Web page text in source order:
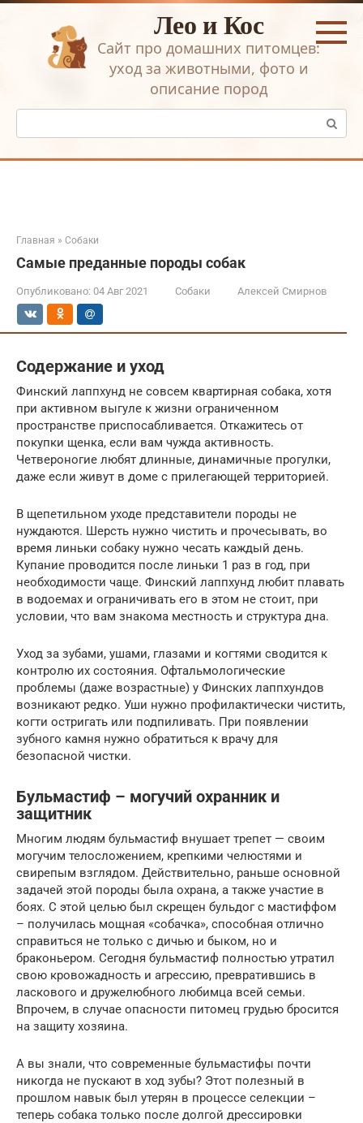
Перейти
Лео и Кос
Сайт про домашних питомцев:
уход за животными, фото и
описание пород
Поиск:
Главная » Собаки
Самые преданные породы собак
Опубликовано: 04 Авг 2021 Собаки Алексей Смирнов
Содержание и уход
Финский лаппхунд не совсем квартирная собака, хотя
при активном выгуле к жизни ограниченном
пространстве приспосабливается. Откажитесь от
покупки щенка, если вам чужда активность.
Четвероногие любят длинные, динамичные прогулки,
даже если живут в доме с прилегающей территорией.
В щепетильном уходе представители породы не
нуждаются. Шерсть нужно чистить и прочесывать, во
время линьки собаку нужно чесать каждый день.
Купание проводится после линьки 1 раз в год, при
необходимости чаще. Финский лаппхунд любит плавать
в водоемах и ограничивать его в этом не стоит, при
условии, что вам знакома местность и структура дна.
Уход за зубами, ушами, глазами и когтями сводится к
контролю их состояния. Офтальмологические
проблемы (даже возрастные) у Финских лаппхундов
возникают редко. Уши нужно профилактически чистить,
когти остригать или подпиливать. При появлении
зубного камня нужно обратиться к врачу для
безопасной чистки.
Бульмастиф – могучий охранник и
защитник
Многим людям бульмастиф внушает трепет — своим
могучим телосложением, крепкими челюстями и
свирепым взглядом. Действительно, раньше основной
задачей этой породы была охрана, а также участие в
боях. С этой целью был скрещен бульдог с мастиффом
– получилась мощная «собачка», способная отлично
справиться не только с дичью и быком, но и
браконьером. Сегодня бульмастиф полностью утратил
свою кровожадность и агрессию, превратившись в
ласкового и дружелюбного любимца всей семьи.
Впрочем, в случае опасности питомец грудью бросится
на защиту хозяина.
А вы знали, что современные бульмастифы почти
никогда не пускают в ход зубы? Этот полезный в
прошлом навык был утерян в процессе селекции –
теперь собака только после долгой дрессировки